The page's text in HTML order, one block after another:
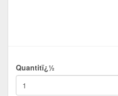
Quantitï¿½